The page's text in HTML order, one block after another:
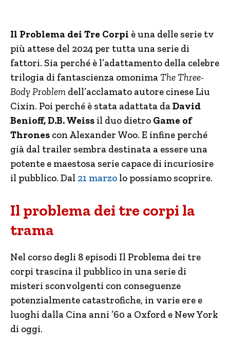
Il Problema dei Tre Corpi è una delle serie tv
più attese del 2024 per tutta una serie di
fattori. Sia perché è l’adattamento della celebre
trilogia di fantascienza omonimaThe Three-
Body Problem dell’acclamato autore cinese Liu
Cixin. Poi perché è stata adattata daDavid
Benioff, D.B. Weiss il duo dietro Game of
Thrones con Alexander Woo. E infine perché
già dal trailer sembra destinata a essere una
potente e maestosa serie capace di incuriosire
il pubblico. Dal 21 marzo lo possiamo scoprire.
Il problema dei tre corpi la
trama
Nel corso degli 8 episodi Il Problema dei tre
corpi trascina il pubblico in una serie di
misteri sconvolgenti con conseguenze
potenzialmente catastrofiche, in varie ere e
luoghi dalla Cina anni ’60 a Oxford e New York
di oggi.